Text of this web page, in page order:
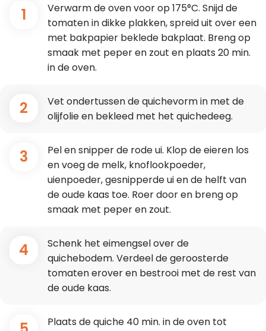
1
Verwarm de oven voor op 175°C. Snijd de
tomaten in dikke plakken, spreid uit over een
met bakpapier beklede bakplaat. Breng op
smaak met peper en zout en plaats 20 min.
in de oven.
2
Vet ondertussen de quichevorm in met de
olijfolie en bekleed met het quichedeeg.
3
Pel en snipper de rode ui. Klop de eieren los
en voeg de melk, knoflookpoeder,
uienpoeder, gesnipperde ui en de helft van
de oude kaas toe. Roer door en breng op
smaak met peper en zout.
4
Schenk het eimengsel over de
quichebodem. Verdeel de geroosterde
tomaten erover en bestrooi met de rest van
de oude kaas.
Plaats de quiche 40 min. in de oven tot